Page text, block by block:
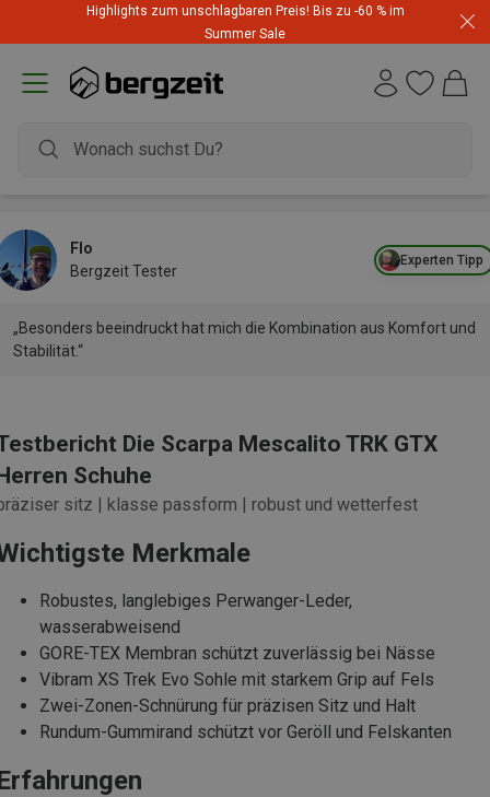
Highlights zum unschlagbaren Preis! Bis zu -60 % im
Summer Sale
Experten Tipp
Flo
Bergzeit Tester
„Besonders beeindruckt hat mich die Kombination aus Komfort und
Stabilität.“
Die Scarpa Mescalito TRK GTX
Schuhe
sitz | klasse passform | robust und wetterfest
Merkmale
Robustes, langlebiges Perwanger-Leder,
wasserabweisend
GORE-TEX Membran schützt zuverlässig bei Nässe
Vibram XS Trek Evo Sohle mit starkem Grip auf Fels
Zwei-Zonen-Schnürung für präzisen Sitz und Halt
Rundum-Gummirand schützt vor Geröll und Felskanten